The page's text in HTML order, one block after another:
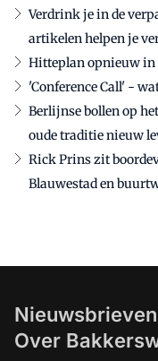
Verdrink je in de
artikelen helpen je
Hitteplan opnieuw in
'Conference Call' -
Berlijnse bollen op
oude traditie nieuw
Rick Prins zit
Blauwestad en
Nieuwsbrieven
Over